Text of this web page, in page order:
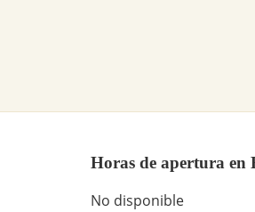
Horas de apertura en
No disponible